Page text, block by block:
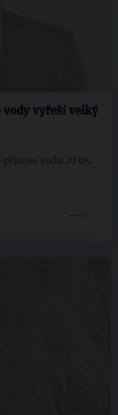
vody vyřeší velký
přinese vodu 20 tis.